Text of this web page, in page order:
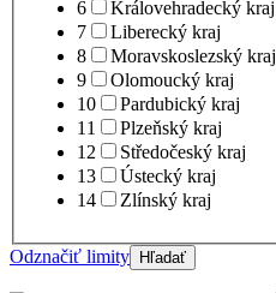
6
Královehradecký kraj
7
Liberecký kraj
8
Moravskoslezský kraj
9
Olomoucký kraj
10
Pardubický kraj
11
Plzeňský kraj
12
Středočeský kraj
13
Ústecký kraj
14
Zlínský kraj
Odznačiť limity Hľadať